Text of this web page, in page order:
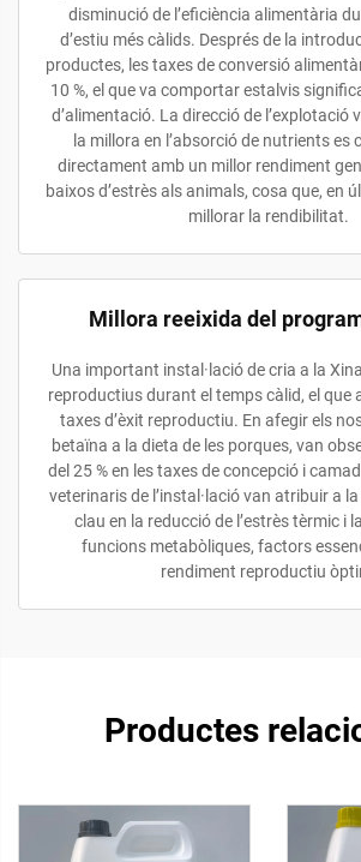
disminució de l’eficiència alimentària
d’estiu més càlids. Després de la
productes, les taxes de conversió
10 %, el que va comportar estalvis
d’alimentació. La direcció de l’explotació
la millora en l’absorció de nutrients es
directament amb un millor rendiment
baixos d’estrès als animals, cosa que, en
millorar la rendibilitat.
Millora reeixida del
Una important instal·lació de cria a la
reproductius durant el temps càlid, el que
taxes d’èxit reproductiu. En afegir els
betaïna a la dieta de les porques, van
del 25 % en les taxes de concepció i
veterinaris de l’instal·lació van atribuir a
clau en la reducció de l’estrès tèrmic i
funcions metabòliques, factors
rendiment reproductiu
Productes